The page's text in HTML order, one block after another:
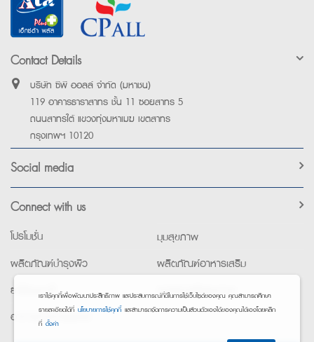
Contact Details
บริษัท ซีพี ออลล์ จำกัด (มหาชน)
119 อาคารธาราสาทร ชั้น 11 ซอยสาทร 5
ถนนสาทรใต้ แขวงทุ่งมหาเมฆ เขตสาทร
กรุงเทพฯ 10120
Social media
Connect with us
โปรโมชั่น
มุมสุขภาพ
ผลิตภัณฑ์บำรุงผิว
ผลิตภัณฑ์อาหารเสริม
ยาใช้เฉพาะที่
อุปกรณ์เพื่อสุขภาพ
อาหารทางการแพทย์
เราใช้คุกกี้เพื่อพัฒนาประสิทธิภาพ และประสบการณ์ที่ดีในการใช้เว็บไซต์ของคุณ คุณสามารถศึกษา
รายละเอียดได้ที่ นโยบายการใช้คุกกี้ และสามารถจัดการความเป็นส่วนตัวเองได้ของคุณได้เองโดยคลิก
ที่ ตั้งค่า